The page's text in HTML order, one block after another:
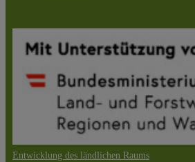
Entwicklung des ländlichen Raums